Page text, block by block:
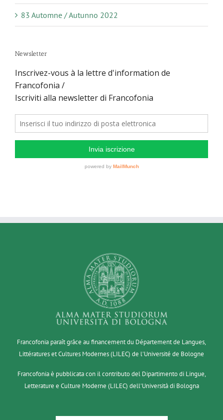
83 Automne / Autunno 2022
Newsletter
Francofonia paraît grâce au financement du Département de Langues,
Littératures et Cultures Modernes (LILEC) de l'Université de Bologne
Francofonia è pubblicata con il contributo del Dipartimento di Lingue,
Letterature e Culture Moderne (LILEC) dell'Università di Bologna